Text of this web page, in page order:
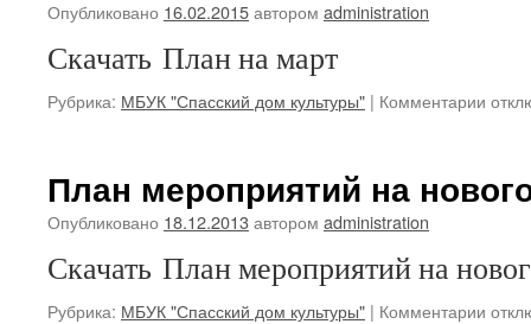
Опубликовано 16.02.2015автором administration
Скачать План на март
Рубрика: МБУК "Спасский дом культуры" | Комментарии к
на
2015
План мероприятий на
Опубликовано 18.12.2013автором administration
Скачать План мероприятий на
Рубрика: МБУК "Спасский дом культуры" | Комментарии к